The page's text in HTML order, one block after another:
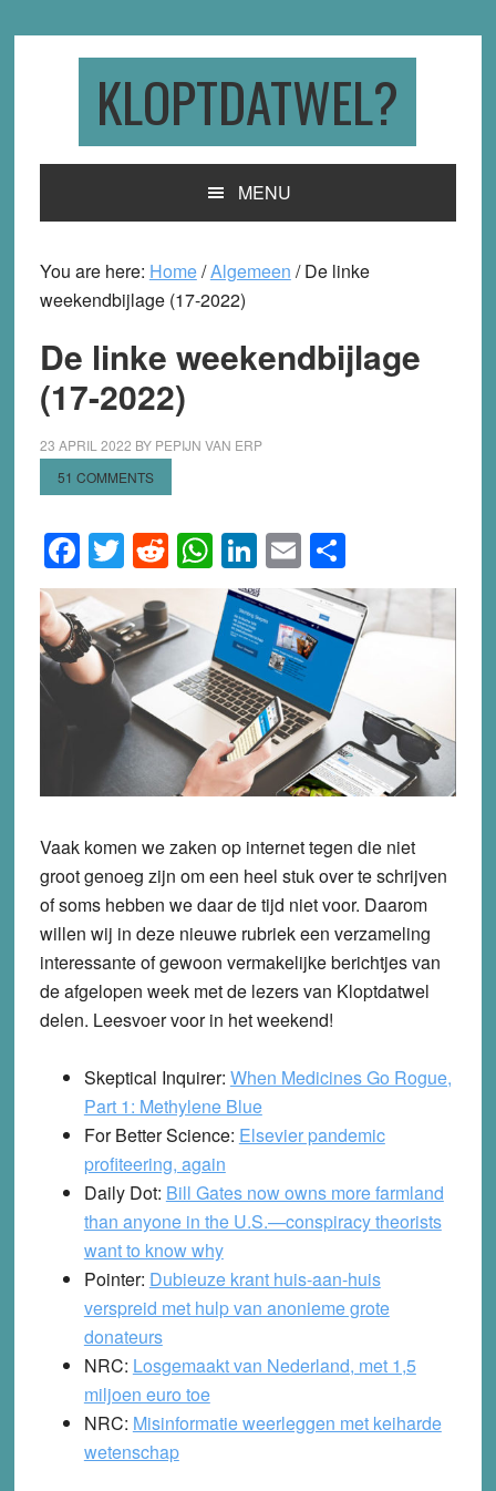
KLOPTDATWEL?
MENU
You are here: Home/Algemeen /De linke
weekendbijlage (17-2022)
De linke weekendbijlage
(17-2022)
23 APRIL 2022 BY PEPIJN VAN ERP
51 COMMENTS
Facebook
Twitter
Reddit
WhatsApp
LinkedIn
EmailShare
Vaak komen we zaken op internet tegen die niet
groot genoeg zijn om een heel stuk over te schrijven
of soms hebben we daar de tijd niet voor. Daarom
willen wij in deze nieuwe rubriek een verzameling
interessante of gewoon vermakelijke berichtjes van
de afgelopen week met de lezers van Kloptdatwel
delen. Leesvoer voor in het weekend!
Skeptical Inquirer: When Medicines Go Rogue,
Part 1: Methylene Blue
For Better Science: Elsevier pandemic
profiteering, again
Daily Dot: Bill Gates now owns more farmland
than anyone in the U.S.—conspiracy theorists
want to know why
Pointer: Dubieuze krant huis-aan-huis
verspreid met hulp van anonieme grote
donateurs
NRC: Losgemaakt van Nederland, met 1,5
miljoen euro toe
NRC: Misinformatie weerleggen met keiharde
wetenschap